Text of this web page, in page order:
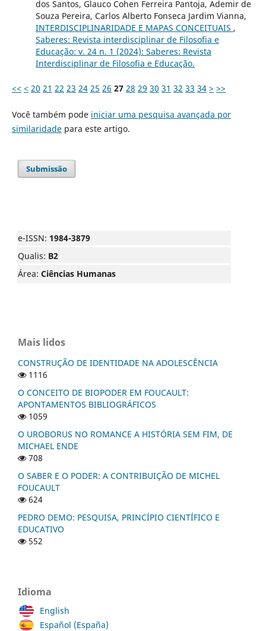
dos Santos, Glauco Cohen Ferreira Pantoja, Ademir de
Souza Pereira, Carlos Alberto Fonseca Jardim Vianna,
INTERDISCIPLINARIDADE E MAPAS CONCEITUAIS ,
Saberes: Revista interdisciplinar de Filosofia e
Educação: v. 24 n. 1 (2024): Saberes: Revista
Interdisciplinar de Filosofia e Educação.
<< < 20 21 22 23 24 25 26 27 28 29 30 31 32 33 34 > >>
Você também pode iniciar uma pesquisa avançada por
similaridadepara este artigo.
Submissão
e-ISSN: 1984-3879
Qualis: B2
Área: Ciências Humanas
Mais lidos
CONSTRUÇÃO DE IDENTIDADE NA ADOLESCÊNCIA
1116
O CONCEITO DE BIOPODER EM FOUCAULT:
APONTAMENTOS BIBLIOGRÁFICOS
1059
O UROBORUS NO ROMANCE A HISTÓRIA SEM FIM, DE
MICHAEL ENDE
708
O SABER E O PODER: A CONTRIBUIÇÃO DE MICHEL
FOUCAULT
624
PEDRO DEMO: PESQUISA, PRINCÍPIO CIENTÍFICO E
EDUCATIVO
552
Idioma
English
Español (España)